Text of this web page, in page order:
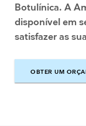
Botulínica. A
disponível em
satisfazer as
OBTER UM